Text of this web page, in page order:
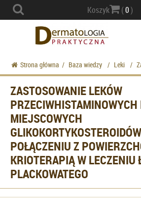
Koszyk (0)
Strona główna / Baza wiedzy / Leki /
ZASTOSOWANIE LEKÓW
PRZECIWHISTAMINOWYCH
MIEJSCOWYCH
POŁĄCZENIU Z
KRIOTERAPIĄ W LECZENIU
PLACKOWATEGO